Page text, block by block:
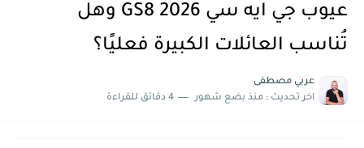
عيوب جي ايه سي GS8 2026 وهل
تُناسب العائلات الكبيرة فعليًا؟
عربي مصطفى
اخر تحديث : منذ بضع شهور 4 دقائق للقراءة